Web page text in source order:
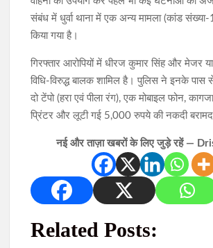
संबंध में धुर्वा थाना में एक अन्य मामला (कांड
किया गया है।
गिरफ्तार आरोपियों में धीरज कुमार सिंह और मेजर
विधि-विरुद्ध बालक शामिल है। पुलिस ने इनके पास
दो टेंपो (हरा एवं पीला रंग), एक मोबाइल फोन,
प्रिंटर और लूटी गई 5,000 रुपये की नकदी
नई और ताज़ा खबरों के लिए जुड़े रहें —
Related Posts: